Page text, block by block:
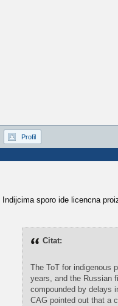
Profil
Indijcima sporo ide licencna
Citat:
The ToT for indigenous
years, and the Russian
compounded by delays
CAG pointed out that a